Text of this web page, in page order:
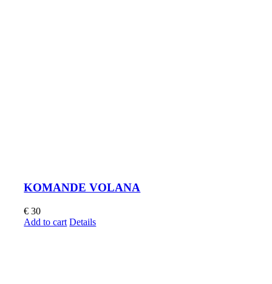
KOMANDE VOLANA
€ 30
Add to cart Details